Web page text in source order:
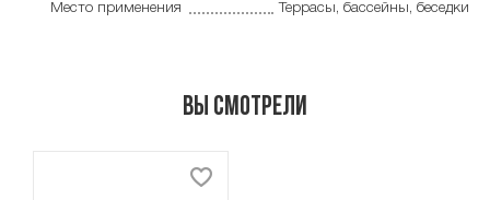
Место применения
Террасы, бассейны, беседки
Вы смотрели